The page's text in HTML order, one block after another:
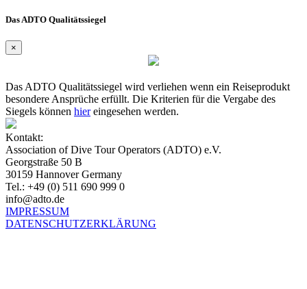
Das ADTO Qualitätssiegel
×
Das ADTO Qualitätssiegel wird verliehen wenn ein Reiseprodukt
besondere Ansprüche erfüllt. Die Kriterien für die Vergabe des
Siegels können hiereingesehen werden.
Kontakt:
Association of Dive Tour Operators (ADTO) e.V.
Georgstraße 50 B
30159 Hannover Germany
Tel.: +49 (0) 511 690 999 0
info@adto.de
IMPRESSUM
DATENSCHUTZERKLÄRUNG